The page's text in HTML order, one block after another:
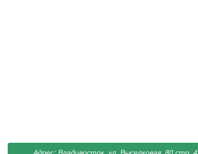
Адрес: Владивосток, ул. Выселковая, 80 стр. 4